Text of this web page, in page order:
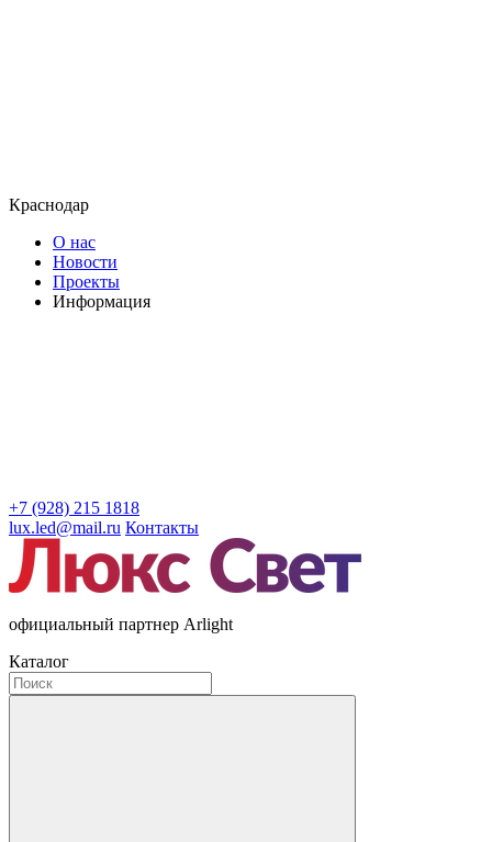
Краснодар
О нас
Новости
Проекты
Информация
+7 (928) 215 1818
lux.led@mail.ru Контакты
официальный партнер Arlight
Каталог